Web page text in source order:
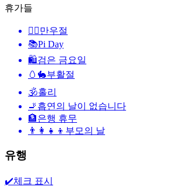
휴가들
🙆‍♂️만우절
📚Pi Day
🛍검은 금요일
🥚🐇부활절
🕉홀리
🚬 흡연의 날이 없습니다
🏦은행 휴무
👨‍👩‍👧‍👦 부모의 날
유행
✔️체크 표시